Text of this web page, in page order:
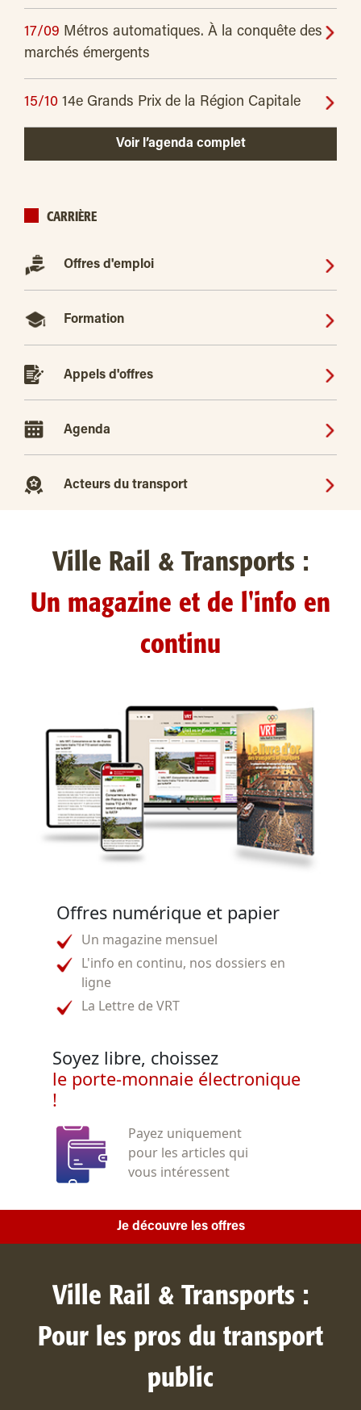
17/09 Métros automatiques. À la conquête des
marchés émergents
15/10 14e Grands Prix de la Région Capitale
Voir l’agenda complet
CARRIÈRE
Offres d'emploi
Formation
Appels d'offres
Agenda
Acteurs du transport
Ville Rail & Transports :
Un magazine et de l'info en
continu
Offres numérique et papier
Un magazine mensuel
L'info en continu, nos dossiers en
ligne
La Lettre de VRT
Soyez libre, choissez
le porte-monnaie électronique
!
Payez uniquement
pour les articles qui
vous intéressent
Je découvre les offres
Ville Rail & Transports :
Pour les pros du transport
public